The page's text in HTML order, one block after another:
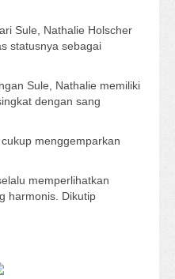
Sule, Nathalie Holscher
statusnya sebagai
Sule, Nathalie memiliki
dengan sang
menggemparkan
memperlihatkan
harmonis. Dikutip